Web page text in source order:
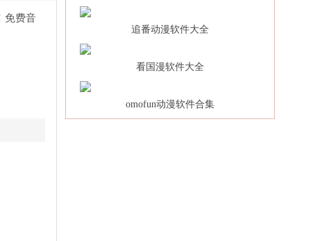
免费音
追番动漫软件大全
看国漫软件大全
omofun动漫软件合集